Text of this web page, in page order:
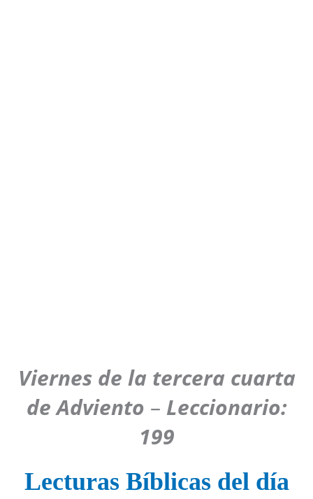
Viernes de la tercera cuarta
de Adviento – Leccionario:
199
Lecturas Bíblicas del día